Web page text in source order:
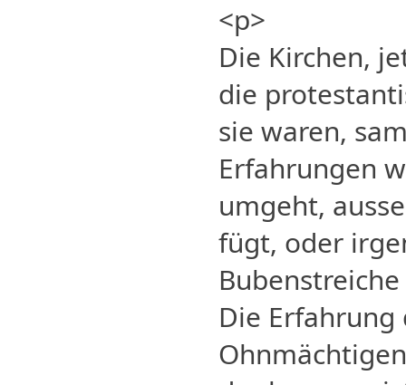
<p>
Die Kirchen,
die
sie waren,
Erfahrungen
umgeht,
fügt, oder
Die